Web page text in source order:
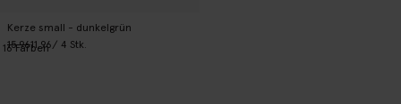
Kerze small - dunkelgrün
15.9611.96 / 4 Stk.
16Farben